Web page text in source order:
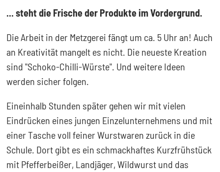
... steht die Frische der Produkte im Vordergrund.
Die Arbeit in der Metzgerei fängt um ca. 5 Uhr an! Auch
an Kreativität mangelt es nicht. Die neueste Kreation
sind "Schoko-Chilli-Würste". Und weitere Ideen
werden sicher folgen.
Eineinhalb Stunden später gehen wir mit vielen
Eindrücken eines jungen Einzelunternehmens und mit
einer Tasche voll feiner Wurstwaren zurück in die
Schule. Dort gibt es ein schmackhaftes Kurzfrühstück
mit Pfefferbeißer, Landjäger, Wildwurst und das